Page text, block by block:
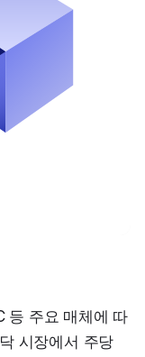
등 주요 매체에 따
시장에서 주당